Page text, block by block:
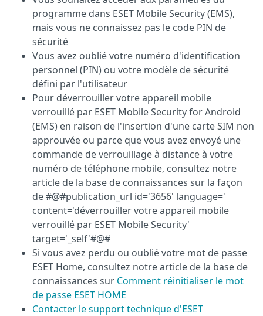
programme dans ESET Mobile Security (EMS),
mais vous ne connaissez pas le code PIN de
sécurité
Vous avez oublié votre numéro d'identification
personnel (PIN) ou votre modèle de sécurité
défini par l'utilisateur
Pour déverrouiller votre appareil mobile
verrouillé par ESET Mobile Security for Android
(EMS) en raison de l'insertion d'une carte SIM non
approuvée ou parce que vous avez envoyé une
commande de verrouillage à distance à votre
numéro de téléphone mobile, consultez notre
article de la base de connaissances sur la façon
de #@#publication_url id='3656' language='
content='déverrouiller votre appareil mobile
verrouillé par ESET Mobile Security'
target='_self'#@#
Si vous avez perdu ou oublié votre mot de passe
ESET Home, consultez notre article de la base de
connaissances sur Comment réinitialiser le mot
de passe ESET HOME
Contacter le support technique d'ESET